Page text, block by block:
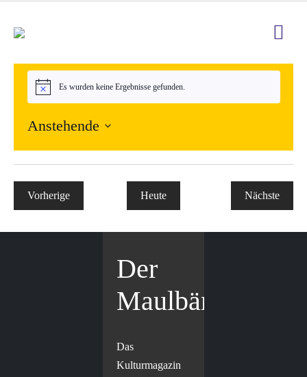
HinweisEs wurden keine Ergebnisse gefunden.
Anstehende
wählen.
Vorherige
Veranstaltungen
Heute
Nächste
Der
Maulbär
Das
Kulturmagazin